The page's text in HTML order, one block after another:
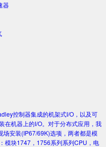
器
控制器集成的机架式I/O，以及可
在机器上的I/O。对于分布式应用，我
场安装(IP67/69K)选项，两者都是模
模块1747，1756系列系列CPU，电